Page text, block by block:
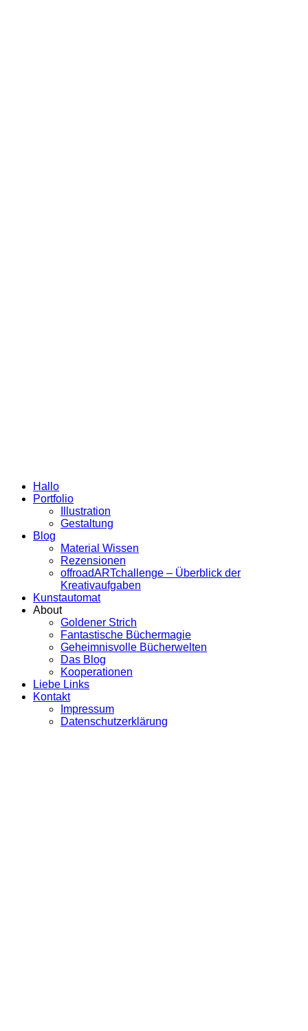
Hallo
Portfolio
Illustration
Gestaltung
Blog
Material Wissen
Rezensionen
offroadARTchallenge – Überblick der
Kreativaufgaben
Kunstautomat
About
Goldener Strich
Fantastische Büchermagie
Geheimnisvolle Bücherwelten
Das Blog
Kooperationen
Liebe Links
Kontakt
Impressum
Datenschutzerklärung